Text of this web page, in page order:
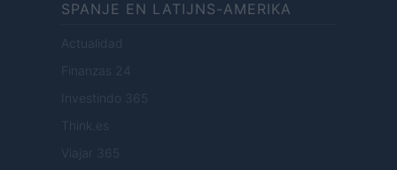
SPANJE EN LATIJNS-AMERIKA
Actualidad
Finanzas 24
Investindo 365
Think.es
Viajar 365